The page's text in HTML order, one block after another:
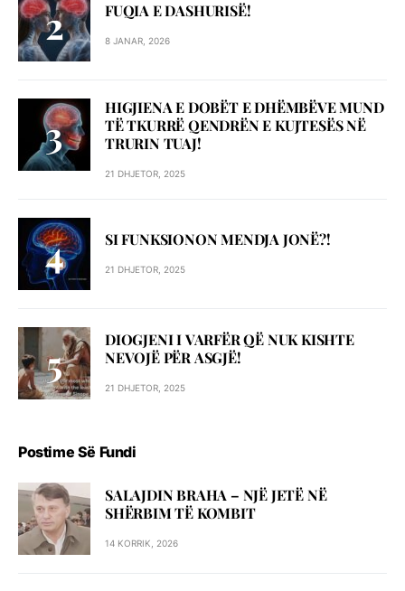
FUQIA E DASHURISË!
8 JANAR, 2026
HIGJIENA E DOBËT E DHËMBËVE MUND
TË TKURRË QENDRËN E KUJTESËS NË
TRURIN TUAJ!
21 DHJETOR, 2025
SI FUNKSIONON MENDJA JONË?!
21 DHJETOR, 2025
DIOGJENI I VARFËR QË NUK KISHTE
NEVOJË PËR ASGJË!
21 DHJETOR, 2025
Postime Së Fundi
SALAJDIN BRAHA – NJЁ JETЁ NЁ
SHЁRBIM TЁ KOMBIT
14 KORRIK, 2026